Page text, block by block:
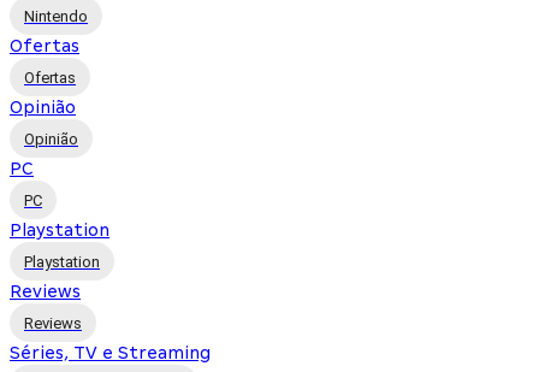
Nintendo
Ofertas
Ofertas
Opinião
Opinião
PC
PC
Playstation
Playstation
Reviews
Reviews
Séries, TV e Streaming